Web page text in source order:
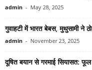
admin - May 28, 2025
गुवाहटी में भारत बेबस, मुथुसामी ने
admin - November 23, 2025
दूषित बयान से गरमाई सियासत: